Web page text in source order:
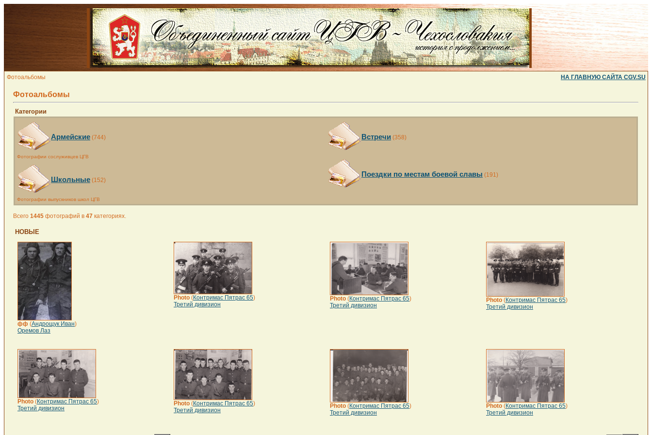
Фотоальбомы НА ГЛАВНУЮ САЙТА CGV.SU
Фотоальбомы
Категории
Армейские (744)
Фотографии сослуживцев ЦГВ
Школьные (152)
Фотографии выпускников школ ЦГВ
Встречи (358)
Поездки по местам боевой славы (191)
Всего 1445 фотографий в 47 категориях.
НОВЫЕ
фф (Андрощук Иван)
Оремов Лаз
Photo (Контримас Пятрас 65)
Третий дивизион
Photo (Контримас Пятрас 65)
Третий дивизион
Photo (Контримас Пятрас 65)
Третий дивизион
Photo (Контримас Пятрас 65)
Третий дивизион
Photo (Контримас Пятрас 65)
Третий дивизион
Photo (Контримас Пятрас 65)
Третий дивизион
Photo (Контримас Пятрас 65)
Третий дивизион